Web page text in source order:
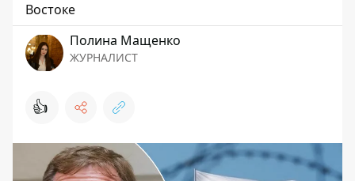
Востоке
Полина Мащенко
ЖУРНАЛИСТ
👍